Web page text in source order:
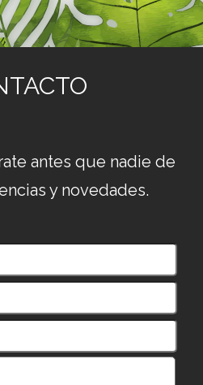
antes que nadie de
y novedades.